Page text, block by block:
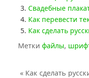
Свадебные
Как перевести
Как сделать
Метки файлы,
«Как сделать